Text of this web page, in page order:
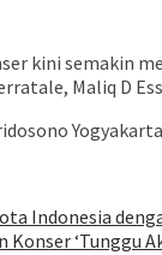
kini semakin
Maliq D
Indonesia
‘Tunggu